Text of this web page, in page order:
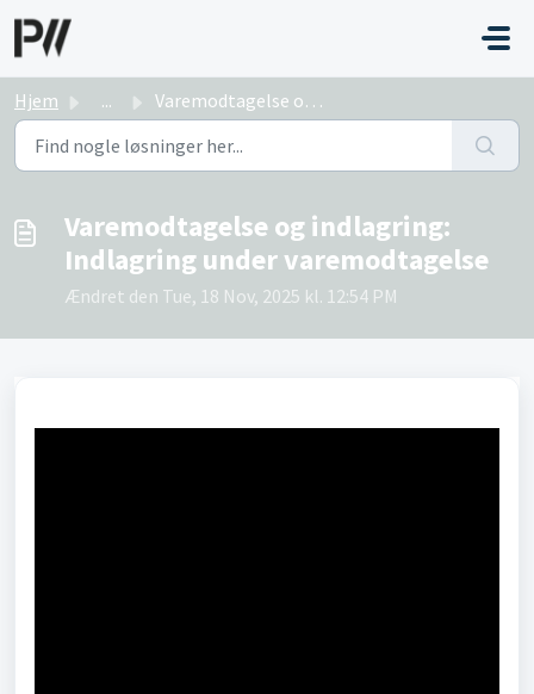
Hjem ... Varemodtagelse og indlagring: Indlagring under varemodtag...
Varemodtagelse og indlagring:
Indlagring under varemodtagelse
Ændret den Tue, 18 Nov, 2025 kl. 12:54 PM